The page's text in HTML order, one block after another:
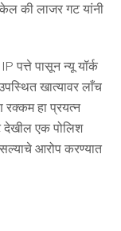
की लाजर गट यांनी
पत्ते पासून न्यू यॉर्क
खात्यावर लाँच
हा प्रयत्न
देखील एक पोलिश
आरोप करण्यात